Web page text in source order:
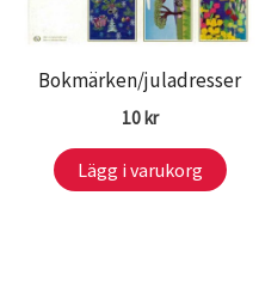
Bokmärken/juladresser
10 kr
Lägg i varukorg